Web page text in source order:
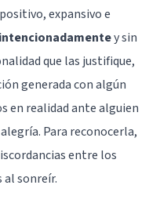
expansivo e
y sin
que las justifique,
generada con algún
en realidad ante alguien
Para reconocerla,
entre los
al sonreír.